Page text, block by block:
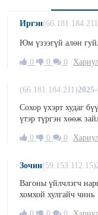
Иргэн
Юм үзээгүй алөн
0 0 0
(66.181.184.211)
Сохор үхэрт худаг
үтэр түргэн хөөж
0 0 0
Зочин(59.153.112.15)
Вагоны үйлчлэгч
хомхой хулгайч чинь